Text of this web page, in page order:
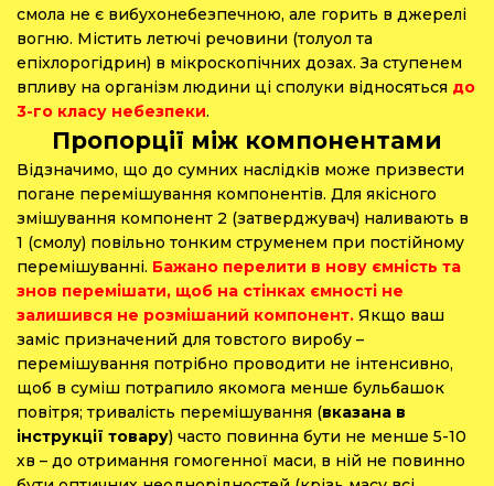
смола не є вибухонебезпечною, але горить в джерелі
вогню. Містить летючі речовини (толуол та
епіхлорогідрин) в мікроскопічних дозах. За ступенем
впливу на організм людини ці сполуки відносяться до
3-го класу небезпеки.
Пропорції між компонентами
Відзначимо, що до сумних наслідків може призвести
погане перемішування компонентів. Для якісного
змішування компонент 2 (затверджувач) наливають в
1 (смолу) повільно тонким струменем при постійному
перемішуванні. Бажано перелити в нову ємність та
знов перемішати, щоб на стінках ємності не
залишився не розмішаний компонент. Якщо ваш
заміс призначений для товстого виробу –
перемішування потрібно проводити не інтенсивно,
щоб в суміш потрапило якомога менше бульбашок
повітря; тривалість перемішування (вказана в
інструкції товару) часто повинна бути не менше 5-10
хв – до отримання гомогенної маси, в ній не повинно